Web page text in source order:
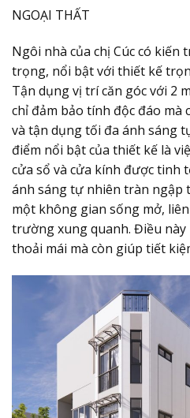
NGOẠI THẤT
Ngôi nhà của chị Cúc có kiến
trọng, nổi bật với thiết kế
Tận dụng vị trí căn góc với 2
chỉ đảm bảo tính độc đáo
và tận dụng tối đa ánh sáng
điểm nổi bật của thiết kế là
cửa sổ và cửa kính được tinh
ánh sáng tự nhiên tràn ngập
một không gian sống mở,
trường xung quanh. Điều này
thoải mái mà còn giúp tiết